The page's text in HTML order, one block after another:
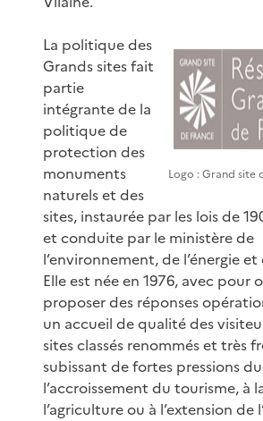
Logo : Grand site
La politique des
Grands sites fait
partie
intégrante de la
politique de
protection des
monuments
naturels et des
sites, instaurée par les lois de
et conduite par le ministère de
l’environnement, de l’énergie et
Elle est née en 1976, avec pour
proposer des réponses
un accueil de qualité des
sites classés renommés et très
subissant de fortes pressions
l’accroissement du tourisme, à
l’agriculture ou à l’extension de